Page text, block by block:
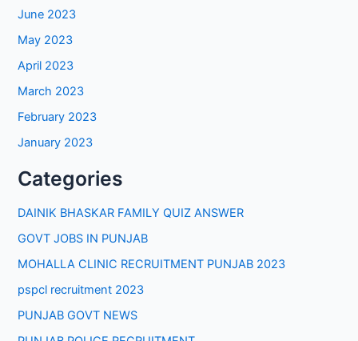
June 2023
May 2023
April 2023
March 2023
February 2023
January 2023
Categories
DAINIK BHASKAR FAMILY QUIZ ANSWER
GOVT JOBS IN PUNJAB
MOHALLA CLINIC RECRUITMENT PUNJAB 2023
pspcl recruitment 2023
PUNJAB GOVT NEWS